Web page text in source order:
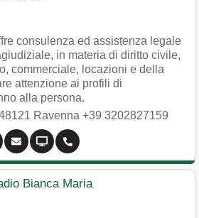
consulenza ed assistenza legale
in materia di diritto civile,
commerciale, locazioni e della
attenzione ai profili di
alla persona.
Ravenna +39 3202827159
Bianca Maria